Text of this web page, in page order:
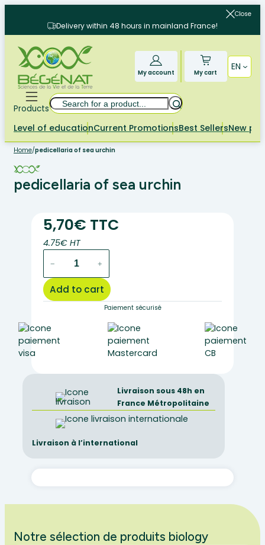
content
Close
Delivery within 48 hours in mainland France!
My account My cart
EN
Products
Search
Level of educationCurrent PromotionsBest SellersNew
Home/pedicellaria of sea urchin
pedicellaria of sea urchin
5,70€ TTC
4.75€ HT
sea
urchin
− +
Add to cart
Paiement sécurisé
Livraison sous 48h en
France Métropolitaine
Livraison à l’international
Notre sélection de produits biology